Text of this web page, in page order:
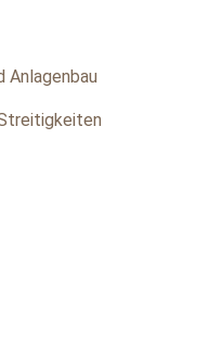
Anlagenbau